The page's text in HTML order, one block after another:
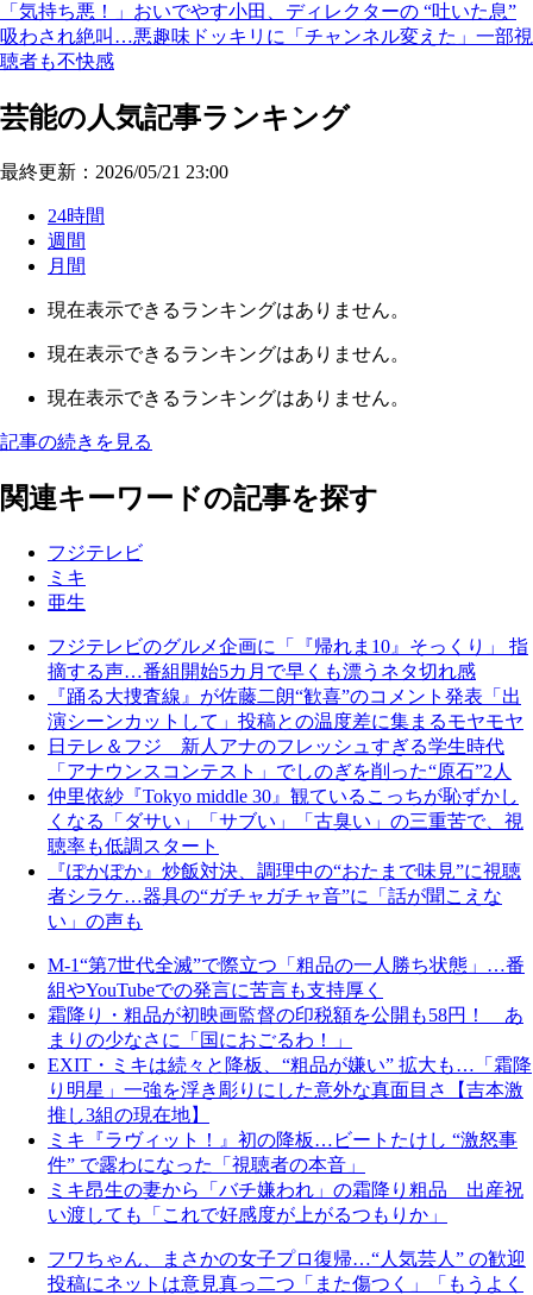
「気持ち悪！」おいでやす小田、ディレクターの “吐いた息”
吸わされ絶叫…悪趣味ドッキリに「チャンネル変えた」一部視
聴者も不快感
芸能の人気記事ランキング
最終更新：2026/05/21 23:00
24時間
週間
月間
現在表示できるランキングはありません。
現在表示できるランキングはありません。
現在表示できるランキングはありません。
記事の続きを見る
関連キーワードの記事を探す
フジテレビ
ミキ
亜生
フジテレビのグルメ企画に「『帰れま10』そっくり」 指
摘する声…番組開始5カ月で早くも漂うネタ切れ感
『踊る大捜査線』が佐藤二朗“歓喜”のコメント発表「出
演シーンカットして」投稿との温度差に集まるモヤモヤ
日テレ＆フジ 新人アナのフレッシュすぎる学生時代
「アナウンスコンテスト」でしのぎを削った“原石”2人
仲里依紗『Tokyo middle 30』観ているこっちが恥ずかし
くなる「ダサい」「サブい」「古臭い」の三重苦で、視
聴率も低調スタート
『ぽかぽか』炒飯対決、調理中の“おたまで味見”に視聴
者シラケ…器具の“ガチャガチャ音”に「話が聞こえな
い」の声も
M-1“第7世代全滅”で際立つ「粗品の一人勝ち状態」…番
組やYouTubeでの発言に苦言も支持厚く
霜降り・粗品が初映画監督の印税額を公開も58円！ あ
まりの少なさに「国におごるわ！」
EXIT・ミキは続々と降板、“粗品が嫌い” 拡大も…「霜降
り明星」一強を浮き彫りにした意外な真面目さ【吉本激
推し3組の現在地】
ミキ『ラヴィット！』初の降板…ビートたけし “激怒事
件” で露わになった「視聴者の本音」
ミキ昂生の妻から「バチ嫌われ」の霜降り粗品 出産祝
い渡しても「これで好感度が上がるつもりか」
フワちゃん、まさかの女子プロ復帰…“人気芸人” の歓迎
投稿にネットは意見真っ二つ「また傷つく」「もうよく